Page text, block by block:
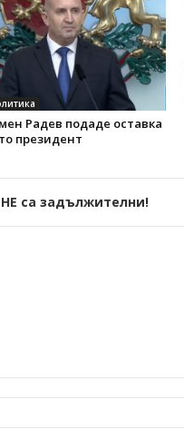
Радев подаде оставка
президент
са задължителни!